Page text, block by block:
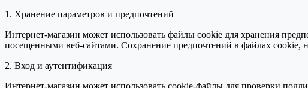
1. Хранение параметров и предпочтений
Интернет-магазин может использовать файлы сookie для хранения
посещенными веб-сайтами. Сохранение предпочтений в файлах сookie,
2. Вход и аутентификация
Интернет-магазин может использовать сookie-файлы для проверки